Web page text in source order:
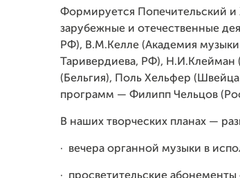
Формируется Попечительский и
зарубежные и отечественные
РФ), В.М.Келле (Академия
Таривердиева, РФ),
(Бельгия), Поль Хельфер
программ — Филипп Чельцов
В наших творческих планах —
· вечера органной музыки в